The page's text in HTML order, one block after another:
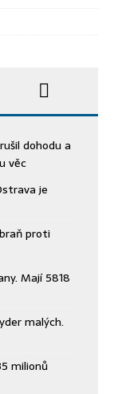
dohodu a
věc
je
proti
Mají 5818
malých.
milionů